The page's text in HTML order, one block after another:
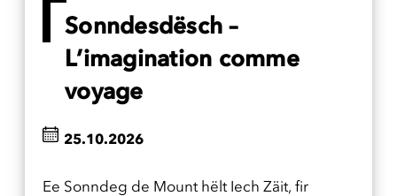
Sonndesdësch –
L’imagination comme
voyage
Ee Sonndeg de Mount hëlt Iech Zäit, fir
25.10.2026